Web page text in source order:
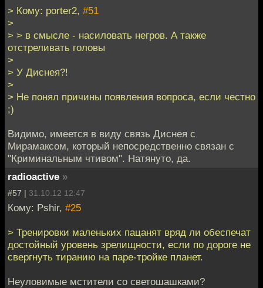
> Кому: porter2, #51
>
> > в смысле - насиловать негров. А также
отстреливать головы
>
> У Диснея?!
>
> Не понял причины появления вопроса, если честно
;)
Видимо, имеется в виду связь Диснея с
Мирамаксом, который непосредственно связан с
"Криминальным чтивом". Натянуто, да.
radioactive »
#57 | 31.10.12 12:47
Кому: Pshir, #25
> Тренировки маленьких пацанят вряд ли обеспечат
достойный уровень зрелищности, если по дороге не
свергнуть тиранию на паре-тройке планет.
Неуловимые мстители со светошашками?